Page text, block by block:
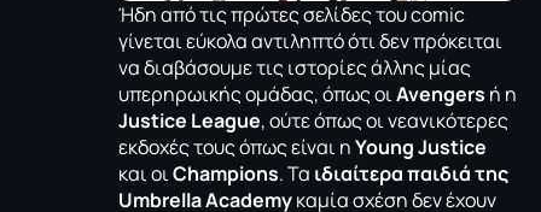
Ήδη από τις πρώτες σελίδες του comic
γίνεται εύκολα αντιληπτό ότι δεν πρόκειται
να διαβάσουμε τις ιστορίες άλλης μίας
υπερηρωικής ομάδας, όπως οιAvengers ή η
Justice League, ούτε όπως οι νεανικότερες
εκδοχές τους όπως είναι ηYoungJustice
και οιChampions. Τα ιδιαίτερα παιδιά της
UmbrellaAcademyκαμία σχέση δεν έχουν